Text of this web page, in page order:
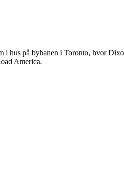
i hus på bybanen i Toronto, hvor
America.